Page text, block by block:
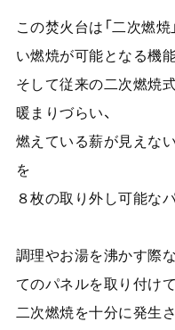
この焚火台は「二次燃
い燃焼が可能となる機
そして従来の二次燃焼
暖まりづらい、
燃えている薪が見えな
を
８枚の取り外し可能な
調理やお湯を沸かす際
てのパネルを取り付けて
二次燃焼を十分に発生